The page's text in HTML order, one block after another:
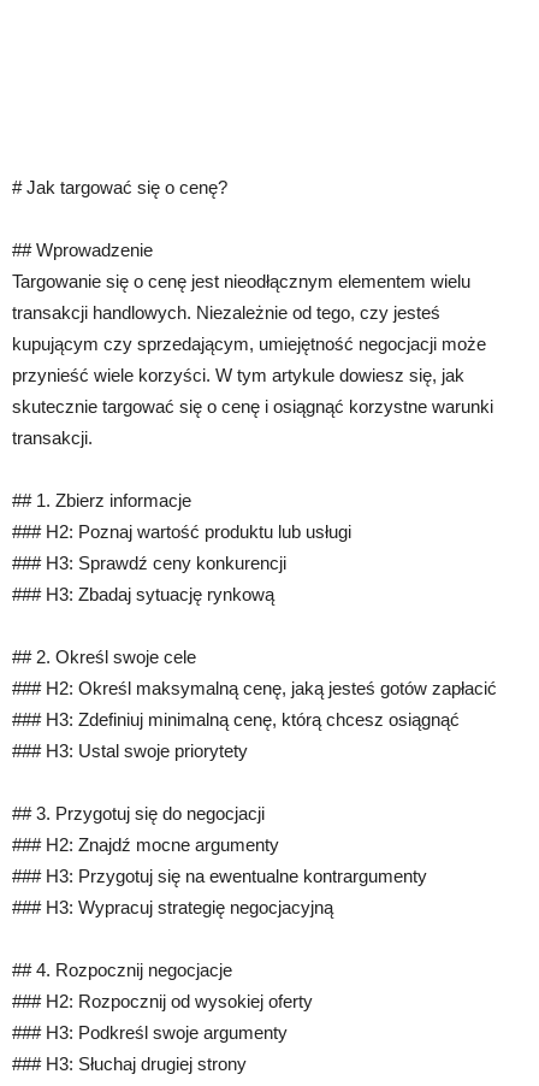
# Jak targować się o cenę?
## Wprowadzenie
Targowanie się o cenę jest nieodłącznym elementem wielu
transakcji handlowych. Niezależnie od tego, czy jesteś
kupującym czy sprzedającym, umiejętność negocjacji może
przynieść wiele korzyści. W tym artykule dowiesz się, jak
skutecznie targować się o cenę i osiągnąć korzystne warunki
transakcji.
## 1. Zbierz informacje
### H2: Poznaj wartość produktu lub usługi
### H3: Sprawdź ceny konkurencji
### H3: Zbadaj sytuację rynkową
## 2. Określ swoje cele
### H2: Określ maksymalną cenę, jaką jesteś gotów zapłacić
### H3: Zdefiniuj minimalną cenę, którą chcesz osiągnąć
### H3: Ustal swoje priorytety
## 3. Przygotuj się do negocjacji
### H2: Znajdź mocne argumenty
### H3: Przygotuj się na ewentualne kontrargumenty
### H3: Wypracuj strategię negocjacyjną
## 4. Rozpocznij negocjacje
### H2: Rozpocznij od wysokiej oferty
### H3: Podkreśl swoje argumenty
### H3: Słuchaj drugiej strony